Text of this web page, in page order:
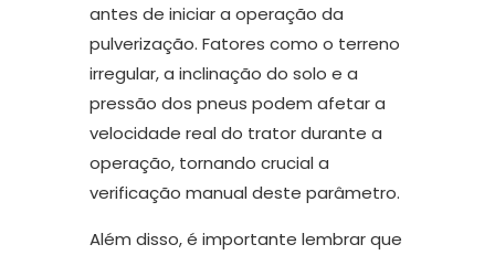
antes de iniciar a operação da
pulverização. Fatores como o terreno
irregular, a inclinação do solo e a
pressão dos pneus podem afetar a
velocidade real do trator durante a
operação, tornando crucial a
verificação manual deste parâmetro.
Além disso, é importante lembrar que